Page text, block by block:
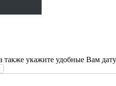
также укажите удобные Вам